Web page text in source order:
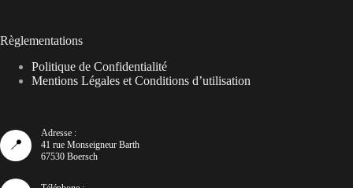
Règlementations
Politique de Confidentialité
Mentions Légales et Conditions d’utilisation
📍
Adresse :
41 rue Monseigneur Barth
67530 Boersch